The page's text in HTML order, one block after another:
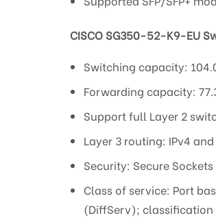
CISCO SG350-52-K9-EU
Switching capacity:
Forwarding capacity:
Support full Layer 2
Layer 3 routing: IPv4
Security: Secure
Class of service: Port
(DiffServ); classification